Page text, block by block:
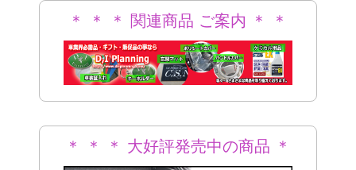
＊ ＊ ＊ 関連商品 ご案内 ＊ ＊
＊
＊ ＊ ＊ 大好評発売中の商品 ＊